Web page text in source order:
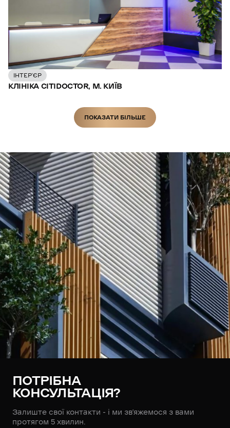
ІНТЕР’ЄР
КЛІНІКА CITIDOCTOR, М. КИЇВ
ПОКАЗАТИ БІЛЬШЕ
ПОТРІБНА
КОНСУЛЬТАЦІЯ?
Залиште свої контакти - і ми зв’яжемося з вами
протягом 5 хвилин.